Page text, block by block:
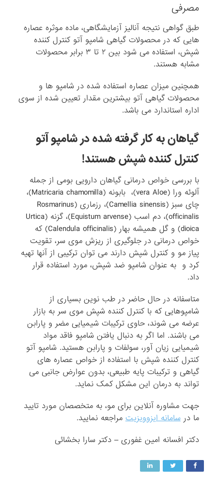
مصرفی
طبق گواهی نتیجه آنالیز آزمایشگاهی، ماده موثره عصاره
هایی که در محصولات گیاهی شامپو آتو کنترل کننده
شپش، استفاده می شود بین ۲ تا ۳ برابر محصولات
مشابه هستند.
همچنین میزان عصاره استفاده شده در شامپو ها و
محصولات گیاهی آتو بیشترین مقدار تعیین شده از سوی
اداره استاندارد می باشد.
گیاهان به کار گرفته شده در شامپو آتو
کنترل کننده شپش هستند!
با بررسی خواص درمانی گیاهان دارویی بومی از جمله
آلوئه ورا (vera Aloe)، بابونه (Matricaria chamomilla)،
چای سبز (Camellia sinensis)، رزماری (Rosmarinus
officinalis)، دم اسب (Equistum arvense)، گزنه (Urtica
dioica) و گل همیشه بهار (Calendula officinalis) که
خواص درمانی در جلوگیری از ریزش موی سر، تقویت
پیاز مو و کنترل شپش دارند می توان ترکیبی از آنها تهیه
کرد و به عنوان شامپو ضد شپش، مورد استفاده قرار
داد.
متاسفانه در حال حاضر در طب نوین بسیاری از
شامپوهایی که با کنترل کننده شپش موی سر به بازار
عرضه می شوند، حاوی ترکیبات شیمیایی مضر و پارابن
می باشند. اما اگر به دنبال یافتن شامپو فاقد مواد
شیمیایی زیان آور، سولفات و پارابن هستید. شامپو آتو
کنترل کننده شپش با استفاده از خواص عصاره های
گیاهی و ترکیبات پایه طبیعی، بدون عوارض جانبی می
تواند به درمان این مشکل کمک نماید.
جهت مشاوره آنلاین برای مو، به متخصصان مورد تایید
ما درسامانه ایزوویزیتمراجعه نمایید.
دکتر افسانه امین غفوری – دکتر سارا بخشائی